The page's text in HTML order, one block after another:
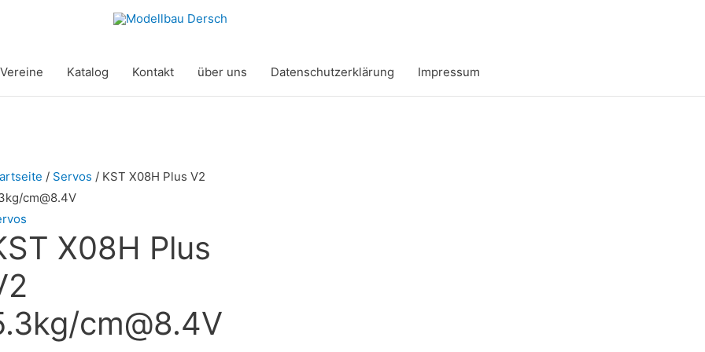
Vereine Katalog Kontakt über uns Datenschutzerklärung Impressum
/ Servos / KST X08H Plus V2
cm@8.4V
X08H Plus
cm@8.4V